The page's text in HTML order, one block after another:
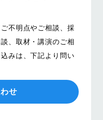
不明点やご相談、 採
、取材・講演のご相
みは、下記より問い
せ